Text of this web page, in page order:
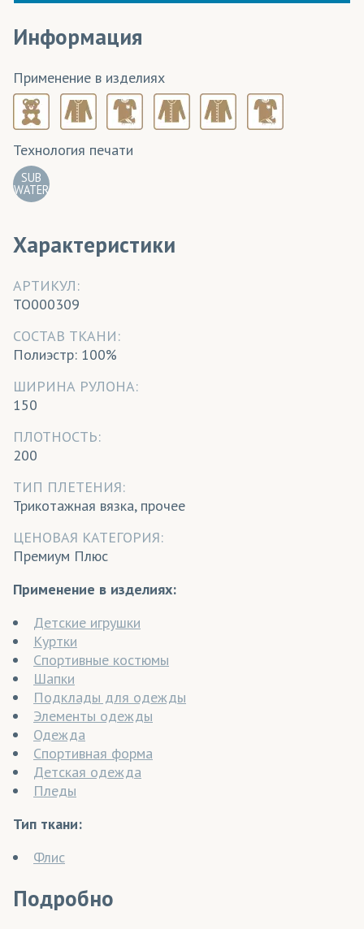
Информация
Применение в изделиях
Технология печати
SUB
WATER
Характеристики
АРТИКУЛ:
TO000309
CОСТАВ ТКАНИ:
Полиэстр: 100%
ШИРИНА РУЛОНА:
150
ПЛОТНОСТЬ:
200
ТИП ПЛЕТЕНИЯ:
Трикотажная вязка, прочее
ЦЕНОВАЯ КАТЕГОРИЯ:
Премиум Плюс
Применение в изделиях:
Детские игрушки
Куртки
Спортивные костюмы
Шапки
Подклады для одежды
Элементы одежды
Одежда
Спортивная форма
Детская одежда
Пледы
Тип ткани:
Флис
Подробно